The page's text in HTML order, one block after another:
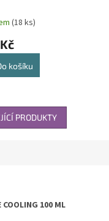
(18 ks)
košíku
PRODUKTY
COOLING 100 ML